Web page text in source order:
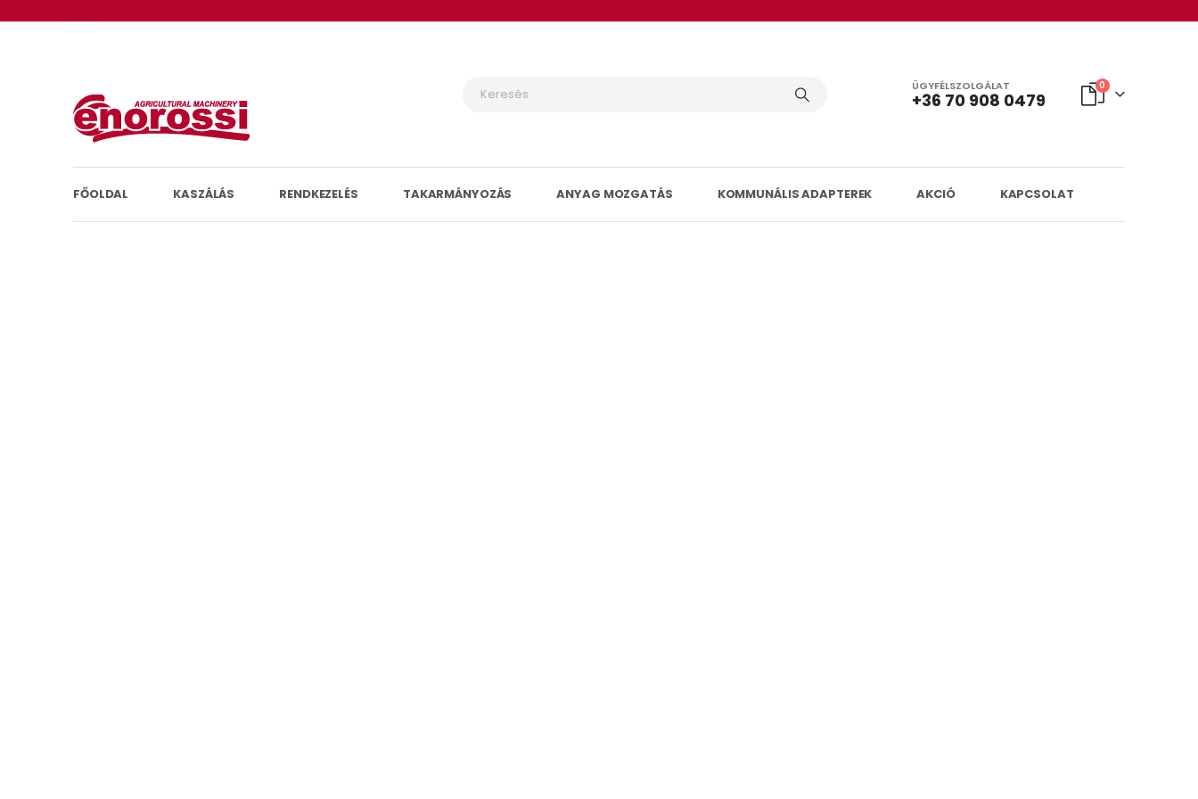
ÜGYFÉLSZOLGÁLAT
+36 70 908 0479
0
FŐOLDAL KASZÁLÁS RENDKEZELÉS TAKARMÁNYOZÁS ANYAG MOZGATÁS KOMMUNÁLIS ADAPTEREK AKCIÓ KAPCSOLAT